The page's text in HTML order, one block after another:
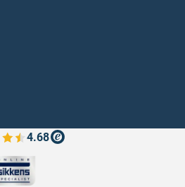
4.68
verfplaza beoordelingen